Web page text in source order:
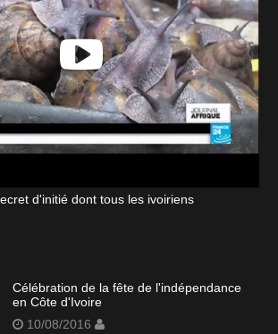
d'initié dont tous les ivoiriens
Célébration de la fête de l'indépendance
en Côte d'Ivoire
10/08/2016